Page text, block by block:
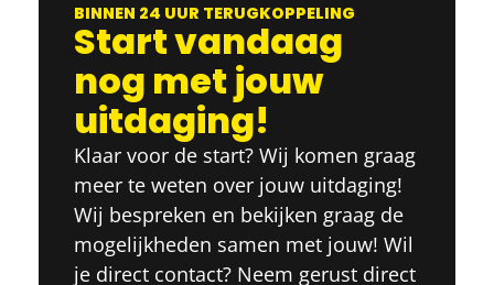
BINNEN 24 UUR TERUGKOPPELING
Start vandaag
nog met jouw
uitdaging!
Klaar voor de start? Wij komen graag
meer te weten over jouw uitdaging!
Wij bespreken en bekijken graag de
mogelijkheden samen met jouw! Wil
je direct contact? Neem gerust direct